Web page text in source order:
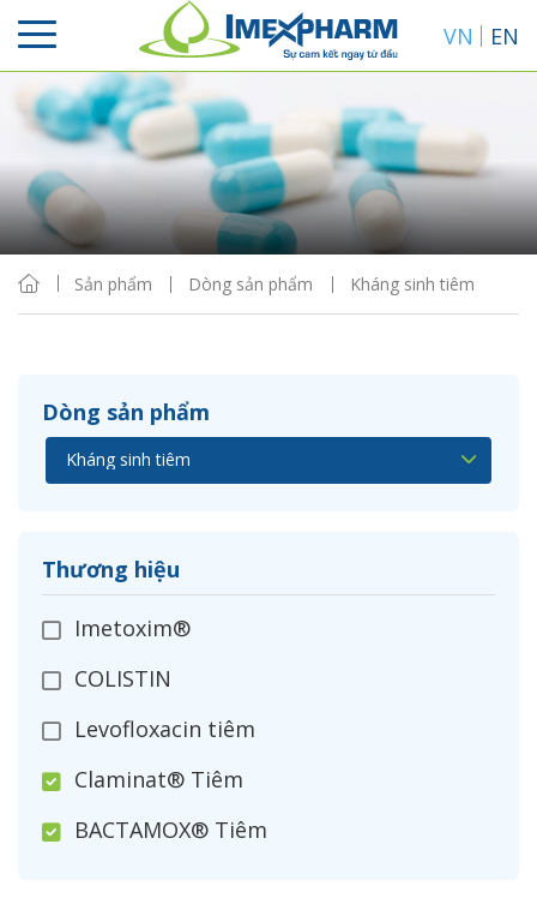
VN EN
Sản phẩm Dòng sản phẩm Kháng sinh tiêm
Dòng sản phẩm
Thương hiệu
Imetoxim®
COLISTIN
Levofloxacin tiêm
Claminat® Tiêm
BACTAMOX® Tiêm
Sắp xếp
Hiển thị